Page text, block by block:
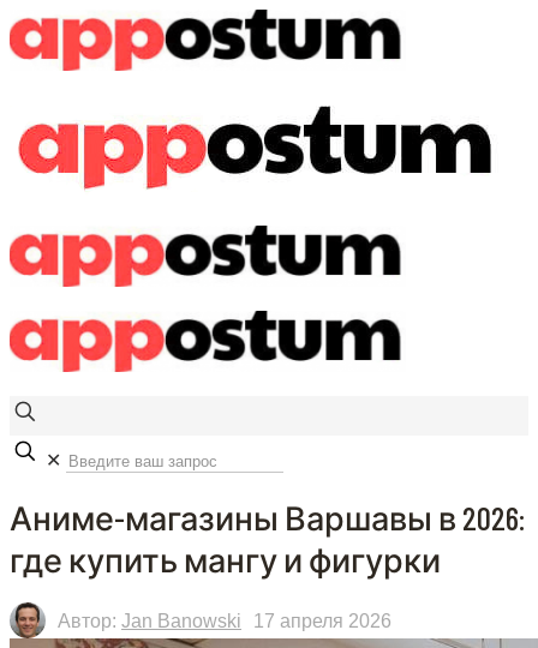
✕
Аниме-магазины Варшавы в 2026:
где купить мангу и фигурки
Автор: Jan Banowski 17 апреля 2026